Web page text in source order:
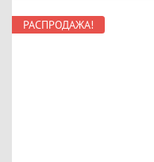
РАСПРОДАЖА!